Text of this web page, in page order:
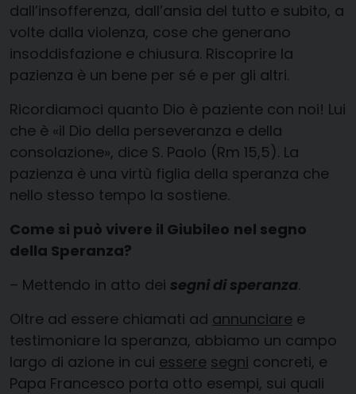
dall’insofferenza, dall’ansia del tutto e subito, a
volte dalla violenza, cose che generano
insoddisfazione e chiusura. Riscoprire la
pazienza è un bene per sé e per gli altri.
Ricordiamoci quanto Dio è paziente con noi! Lui
che è «il Dio della perseveranza e della
consolazione», dice S. Paolo (Rm 15,5). La
pazienza è una virtù figlia della speranza che
nello stesso tempo la sostiene.
Come si può vivere il Giubileo nel segno
della Speranza?
– Mettendo in atto dei segni di speranza.
Oltre ad essere chiamati ad annunciare e
testimoniare la speranza, abbiamo un campo
largo di azione in cui essere segni concreti, e
Papa Francesco porta otto esempi, sui quali